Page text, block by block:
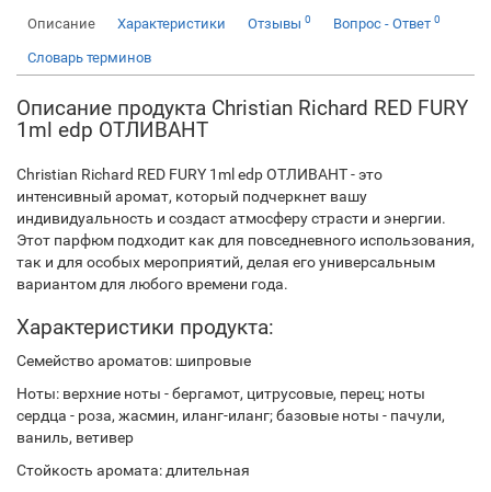
Описание Характеристики Отзывы 0 Вопрос - Ответ 0
Словарь терминов
Описание продукта Christian Richard RED FURY
1ml edp ОТЛИВАНТ
Christian Richard RED FURY 1ml edp ОТЛИВАНТ - это
интенсивный аромат, который подчеркнет вашу
индивидуальность и создаст атмосферу страсти и энергии.
Этот парфюм подходит как для повседневного использования,
так и для особых мероприятий, делая его универсальным
вариантом для любого времени года.
Характеристики продукта:
Семейство ароматов: шипровые
Ноты: верхние ноты - бергамот, цитрусовые, перец; ноты
сердца - роза, жасмин, иланг-иланг; базовые ноты - пачули,
ваниль, ветивер
Стойкость аромата: длительная